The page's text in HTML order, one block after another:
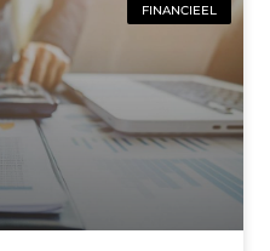
FINANCIEEL